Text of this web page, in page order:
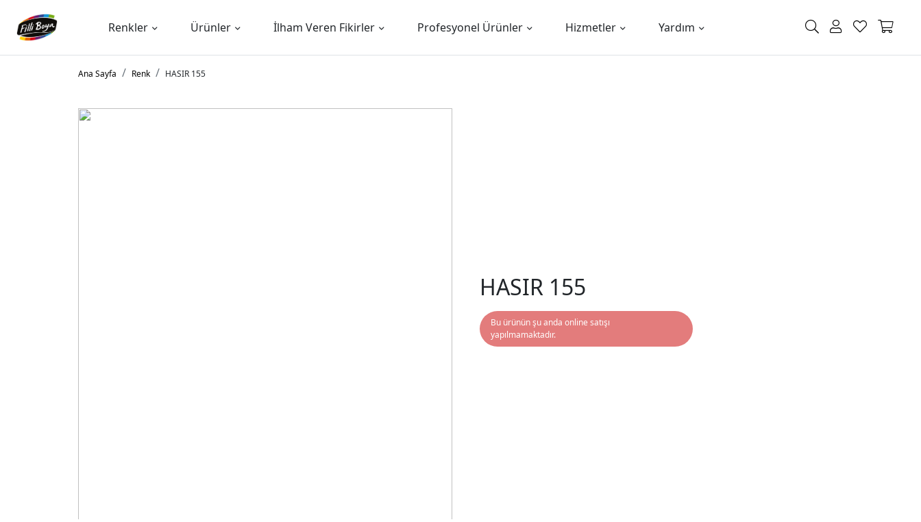
Renkler Ürünler İlham Veren Fikirler Profesyonel Ürünler Hizmetler Yardım
Ana Sayfa Renk HASIR 155
HASIR 155
Bu ürünün şu anda online satışı
yapılmamaktadır.